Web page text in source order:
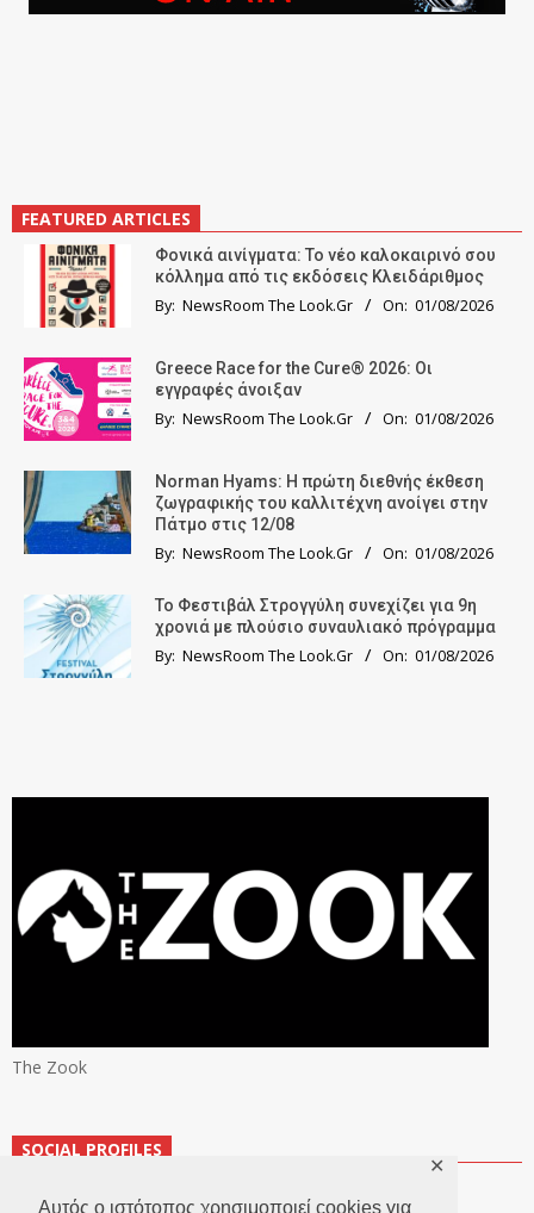
Αυτός ο ιστότοπος χρησιμοποιεί cookies για
✕
FEATURED ARTICLES
Φονικά αινίγματα: Το νέο καλοκαιρινό σου
κόλλημα από τις εκδόσεις Κλειδάριθμος
By: NewsRoom The Look.Gr On: 01/08/2026
Greece Race for the Cure® 2026: Οι
εγγραφές άνοιξαν
By: NewsRoom The Look.Gr On: 01/08/2026
Norman Hyams: Η πρώτη διεθνής έκθεση
ζωγραφικής του καλλιτέχνη ανοίγει στην
Πάτμο στις 12/08
By: NewsRoom The Look.Gr On: 01/08/2026
Το Φεστιβάλ Στρογγύλη συνεχίζει για 9η
χρονιά με πλούσιο συναυλιακό πρόγραμμα
By: NewsRoom The Look.Gr On: 01/08/2026
The Zook
SOCIAL PROFILES